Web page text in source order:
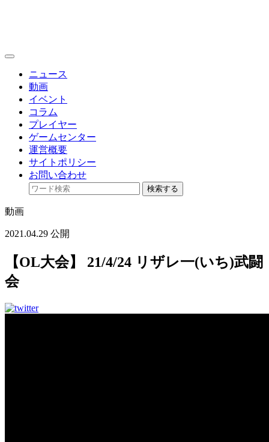
toggle
ニュース
動画
イベント
コラム
プレイヤー
ゲームセンター
運営概要
サイトポリシー
お問い合わせ
検索する
動画
2021.04.29 公開
【OL大会】 21/4/24 リザレ一(いち)武闘
会